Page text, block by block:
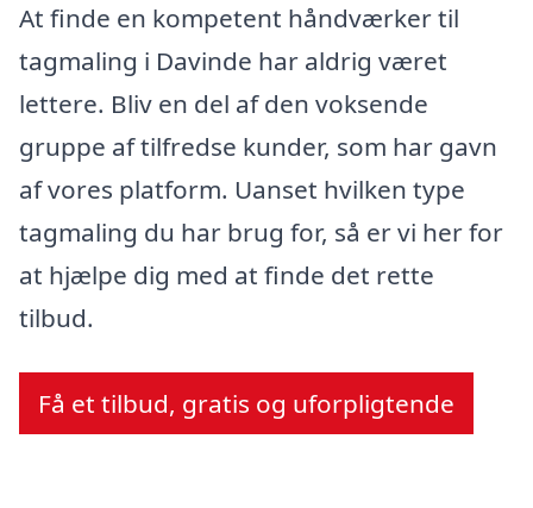
At finde en kompetent håndværker til
tagmaling i Davinde har aldrig været
lettere. Bliv en del af den voksende
gruppe af tilfredse kunder, som har gavn
af vores platform. Uanset hvilken type
tagmaling du har brug for, så er vi her for
at hjælpe dig med at finde det rette
tilbud.
Få et tilbud, gratis og uforpligtende